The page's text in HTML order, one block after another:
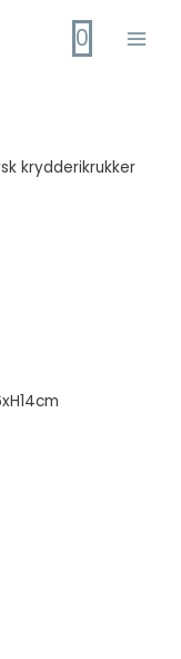
0
krydderikrukker